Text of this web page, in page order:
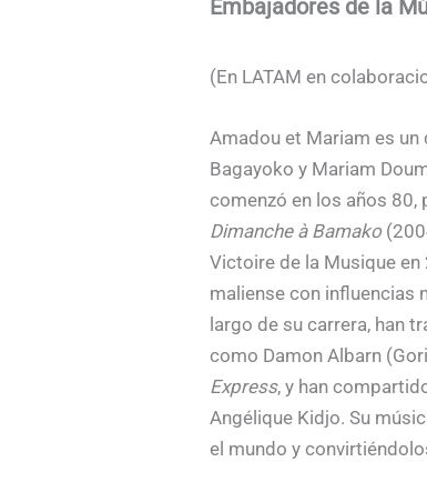
Embajadores de la
(En LATAM en
Amadou et Mariam es
Bagayoko y Mariam
comenzó en los años 80,
Dimanche à Bamako
Victoire de la Musique
maliense con influencias
largo de su carrera, han
como Damon Albarn
Express, y han
Angélique Kidjo. Su
el mundo y